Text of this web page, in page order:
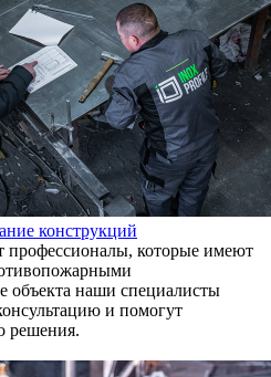
конструкций
которые имеют
объекта наши специалисты
и помогут
решения.